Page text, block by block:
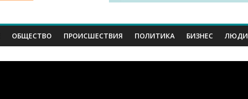
ОБЩЕСТВО ПРОИСШЕСТВИЯ ПОЛИТИКА БИЗНЕС ЛЮДИ